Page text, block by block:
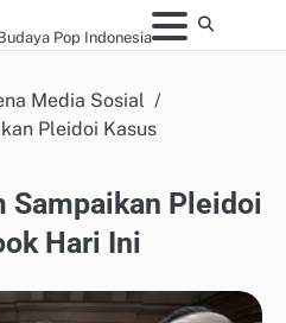
Pop Indonesia
Media Sosial
Pleidoi Kasus
Sampaikan Pleidoi
Hari Ini